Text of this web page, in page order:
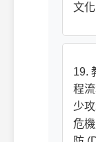
文
19.
程
少
危